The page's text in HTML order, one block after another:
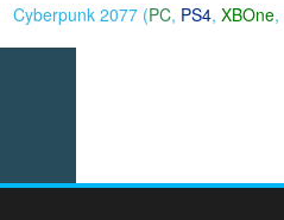
Cyberpunk 2077 (PC, PS4,XBOne,